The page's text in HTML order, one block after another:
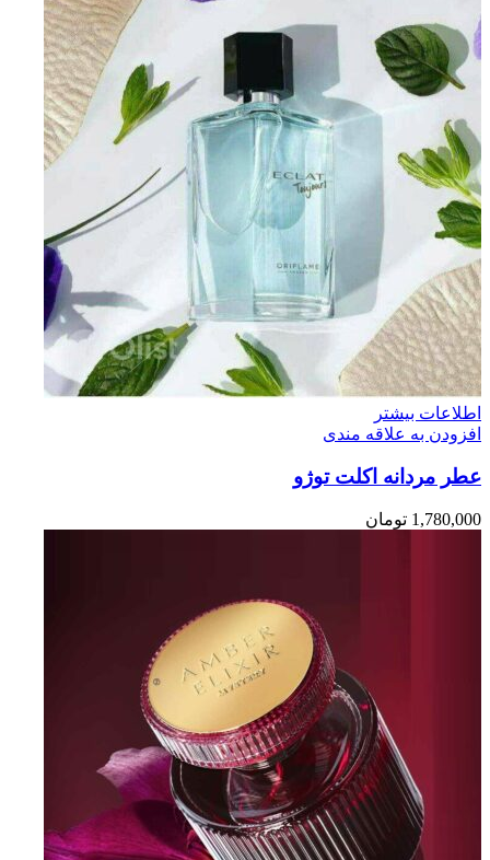
اطلاعات بیشتر
افزودن به علاقه مندی
عطر مردانه اکلت توژو
1,780,000 تومان